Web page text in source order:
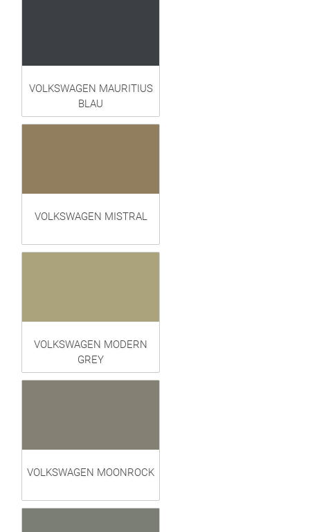
VOLKSWAGEN MAURITIUS
BLAU
VOLKSWAGEN MISTRAL
VOLKSWAGEN MODERN
GREY
VOLKSWAGEN MOONROCK